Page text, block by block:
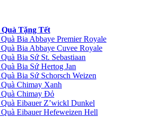
Tặng Tết
Bia Abbaye Premier Royale
Bia Abbaye Cuvee Royale
Bia Sứ St. Sebastiaan
Bia Sứ Hertog Jan
Bia Sứ Schorsch Weizen
Chimay Xanh
Chimay Đỏ
Eibauer Z’wickl Dunkel
Eibauer Hefeweizen Hell